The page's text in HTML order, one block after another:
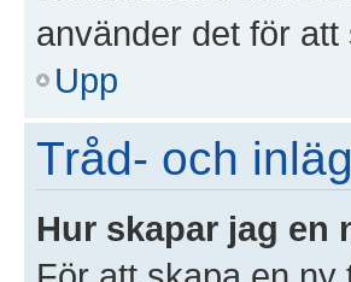
använder det för
Upp
Tråd- och
Hur skapar jag en